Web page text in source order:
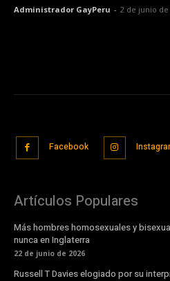
Administrador GayPeru - 2 de junio de
Facebook
Artículos Populares
Más hombres homosexuales y
nunca en Inglaterra
22 de junio de 2026
Russell T Davies elogiado por su